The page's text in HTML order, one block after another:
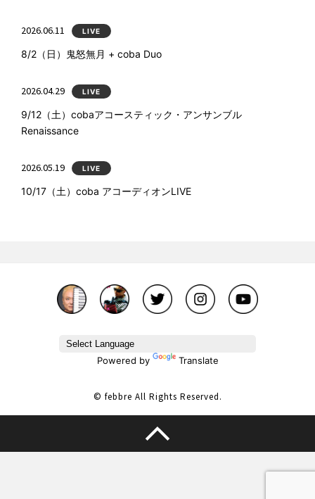
2026.06.11 LIVE
8/2（日）鬼怒無月 + coba Duo
2026.04.29 LIVE
9/12（土）cobaアコースティック・アンサンブル
Renaissance
2026.05.19 LIVE
10/17（土）coba アコーディオンLIVE
Powered by Translate
© febbre All Rights Reserved.